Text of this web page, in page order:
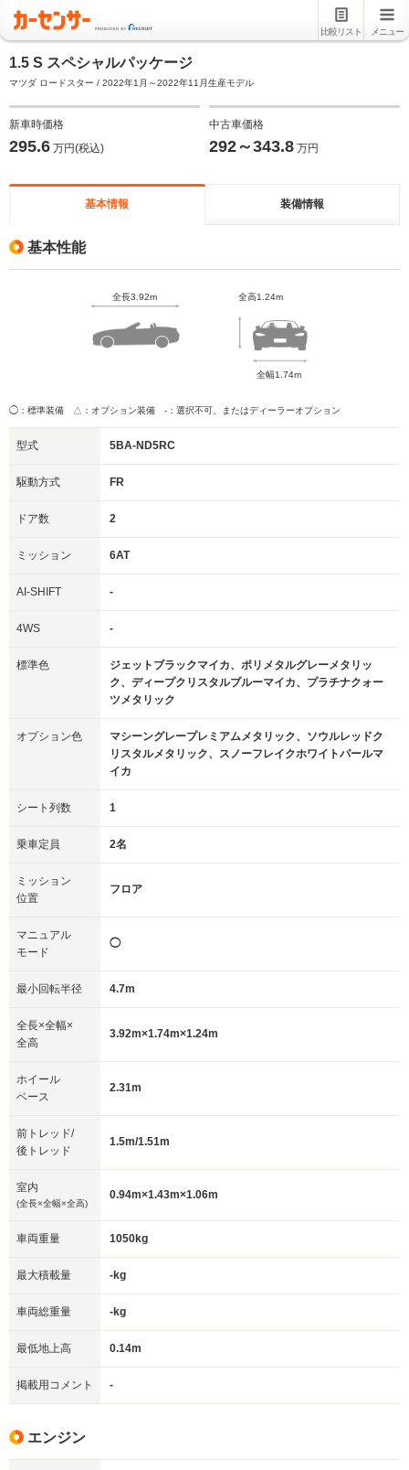
比較リスト メニュー
1.5 S スペシャルパッケージ
マツダ ロードスター / 2022年1月～2022年11月生産モデル
新車時価格
295.6 万円(税込)
中古車価格
292～343.8 万円
基本情報 装備情報
基本性能
全長3.92m 全高1.24m
全幅1.74m
◯：標準装備 △：オプション装備 -：選択不可、またはディーラーオプション
型式 5BA-ND5RC
駆動方式 FR
ドア数 2
ミッション 6AT
AI-SHIFT -
4WS -
標準色
ジェットブラックマイカ、ポリメタルグレーメタリッ
ク、ディープクリスタルブルーマイカ、プラチナクォー
ツメタリック
オプション色
マシーングレープレミアムメタリック、ソウルレッドク
リスタルメタリック、スノーフレイクホワイトパールマ
イカ
シート列数 1
乗車定員 2名
ミッション
位置
フロア
マニュアル
モード
◯
最小回転半径 4.7m
全長×全幅×
全高
3.92m×1.74m×1.24m
ホイール
ベース
2.31m
前トレッド/
後トレッド
1.5m/1.51m
室内
(全長×全幅×全高)
0.94m×1.43m×1.06m
車両重量 1050kg
最大積載量 -kg
車両総重量 -kg
最低地上高 0.14m
掲載用コメント -
エンジン